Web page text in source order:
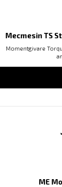
Mecmesin TS
Momentgivare
ME